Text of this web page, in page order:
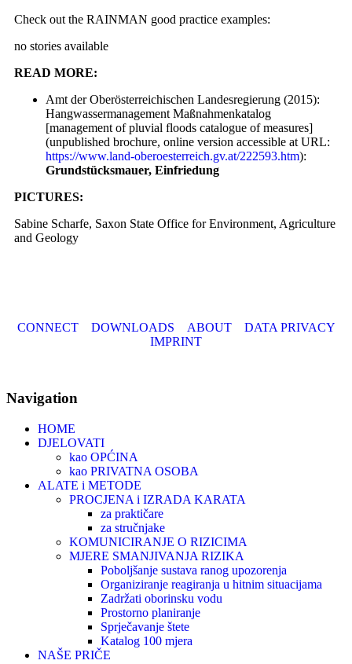
Check out the RAINMAN good practice examples:
no stories available
READ MORE:
Amt der Oberösterreichischen Landesregierung (2015):
Hangwassermanagement Maßnahmenkatalog
[management of pluvial floods catalogue of measures]
(unpublished brochure, online version accessible at URL:
https://www.land-oberoesterreich.gv.at/222593.htm):
Grundstücksmauer, Einfriedung
PICTURES:
Sabine Scharfe, Saxon State Office for Environment, Agriculture
and Geology
CONNECT DOWNLOADS ABOUT
DATA PRIVACY
IMPRINT
Navigation
HOME
DJELOVATI
kao OPĆINA
kao PRIVATNA OSOBA
ALATE i METODE
PROCJENA i IZRADA KARATA
za praktičare
za stručnjake
KOMUNICIRANJE O RIZICIMA
MJERE SMANJIVANJA RIZIKA
Poboljšanje sustava ranog upozorenja
Organiziranje reagiranja u hitnim situacijama
Zadržati oborinsku vodu
Prostorno planiranje
Sprječavanje štete
Katalog 100 mjera
NAŠE PRIČE